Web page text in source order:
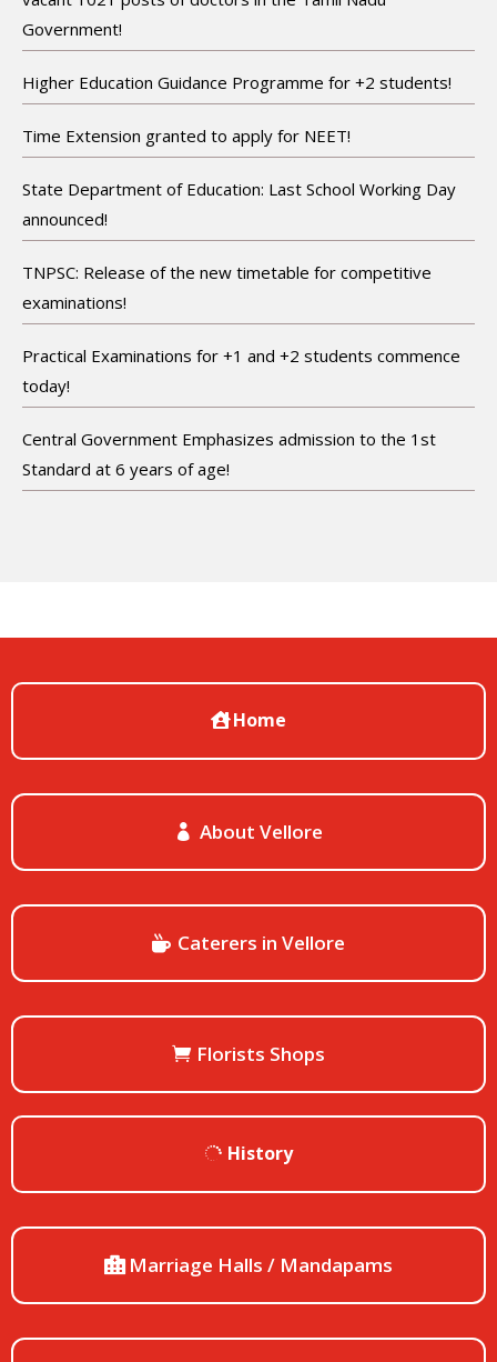
Government!
Higher Education Guidance Programme for +2 students!
Time Extension granted to apply for NEET!
State Department of Education: Last School Working Day
announced!
TNPSC: Release of the new timetable for competitive
examinations!
Practical Examinations for +1 and +2 students commence
today!
Central Government Emphasizes admission to the 1st
Standard at 6 years of age!
Home
About Vellore
Caterers in Vellore
Florists Shops
History
Marriage Halls / Mandapams